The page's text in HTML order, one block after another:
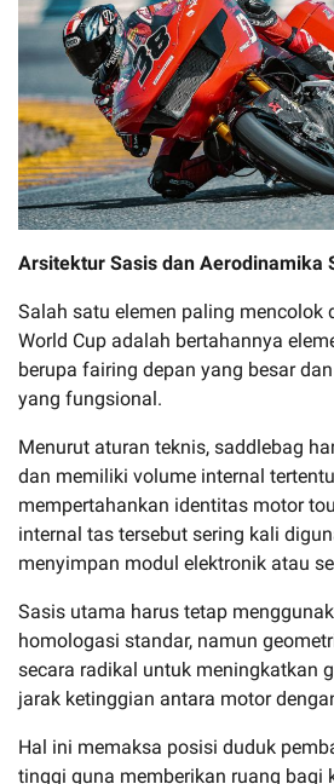
Arsitektur Sasis dan Aerodinamika
Salah satu elemen paling mencolok
World Cup adalah bertahannya
berupa fairing depan yang besar
yang fungsional.
Menurut aturan teknis, saddlebag
dan memiliki volume internal
mempertahankan identitas motor
internal tas tersebut sering kali
menyimpan modul elektronik atau
Sasis utama harus tetap
homologasi standar, namun
secara radikal untuk meningkatkan
jarak ketinggian antara motor
Hal ini memaksa posisi duduk
tinggi guna memberikan ruang bagi